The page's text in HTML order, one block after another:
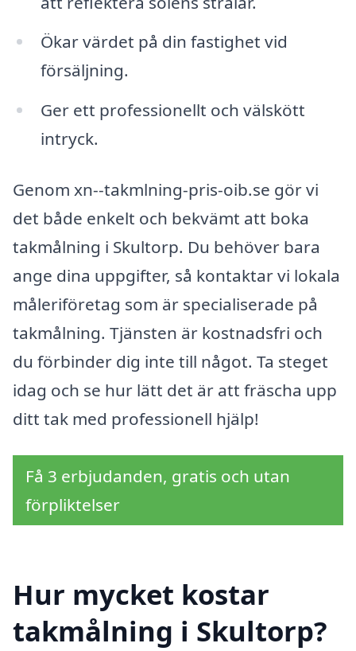
Ökar värdet på din fastighet vid
försäljning.
Ger ett professionellt och välskött
intryck.
Genom xn--takmlning-pris-oib.se gör vi
det både enkelt och bekvämt att boka
takmålning i Skultorp. Du behöver bara
ange dina uppgifter, så kontaktar vi lokala
måleriföretag som är specialiserade på
takmålning. Tjänsten är kostnadsfri och
du förbinder dig inte till något. Ta steget
idag och se hur lätt det är att fräscha upp
ditt tak med professionell hjälp!
Få 3 erbjudanden, gratis och utan
förpliktelser
Hur mycket kostar
takmålning i Skultorp?